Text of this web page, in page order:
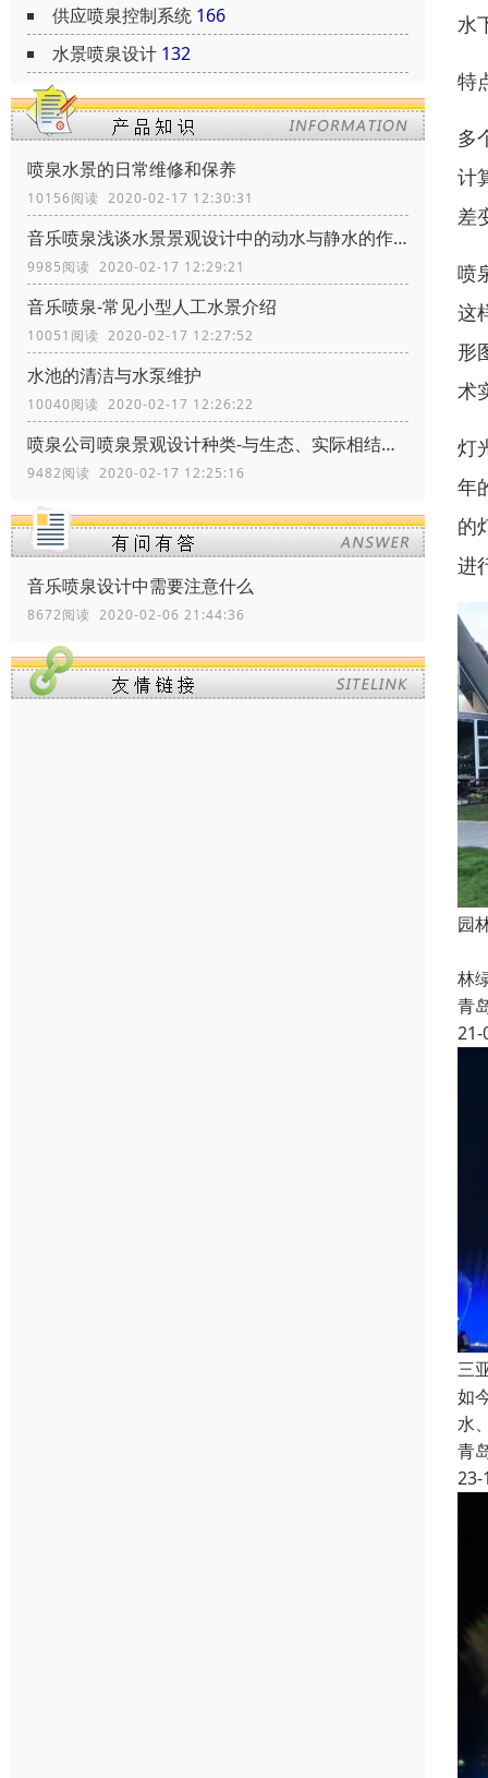
供应喷泉控制系统 166
水景喷泉设计 132
喷泉水景的日常维修和保养
10156阅读 2020-02-17 12:30:31
音乐喷泉浅谈水景景观设计中的动水与静水的作用
9985阅读 2020-02-17 12:29:21
音乐喷泉-常见小型人工水景介绍
10051阅读 2020-02-17 12:27:52
水池的清洁与水泵维护
10040阅读 2020-02-17 12:26:22
喷泉公司喷泉景观设计种类-与生态、实际相结合
9482阅读 2020-02-17 12:25:16
音乐喷泉设计中需要注意什么
8672阅读 2020-02-06 21:44:36
水
特
多
计
差
喷
这
形
术
灯
年
的
进
园
林
青
21-
三
如
水
青
23-